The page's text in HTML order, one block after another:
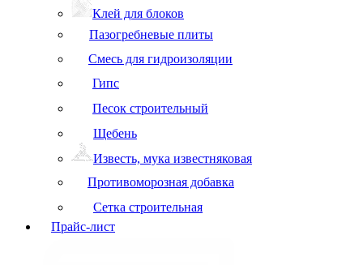
Клей для блоков
Пазогребневые плиты
Смесь для гидроизоляции
Гипс
Песок строительный
Щебень
Известь, мука известняковая
Противоморозная добавка
Сетка строительная
Прайс-лист